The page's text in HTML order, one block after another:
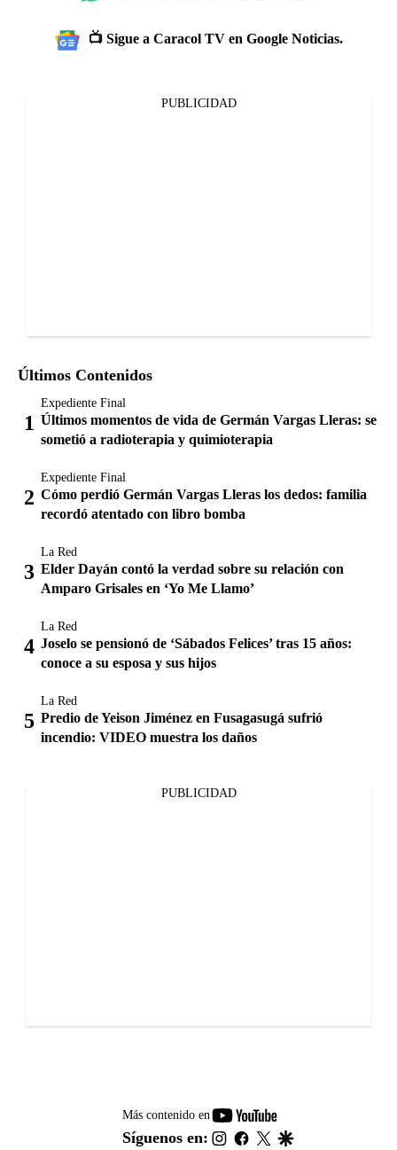
📺 Sigue a Caracol TV en Google Noticias.
PUBLICIDAD
Últimos Contenidos
Expediente Final
Últimos momentos de vida de Germán Vargas Lleras: se
sometió a radioterapia y quimioterapia
Expediente Final
Cómo perdió Germán Vargas Lleras los dedos: familia
recordó atentado con libro bomba
La Red
Elder Dayán contó la verdad sobre su relación con
Amparo Grisales en ‘Yo Me Llamo’
La Red
Joselo se pensionó de ‘Sábados Felices’ tras 15 años:
conoce a su esposa y sus hijos
La Red
Predio de Yeison Jiménez en Fusagasugá sufrió
incendio: VIDEO muestra los daños
PUBLICIDAD
Más contenido en
youtube-
footer
Síguenos en: instagram
facebook
twitter